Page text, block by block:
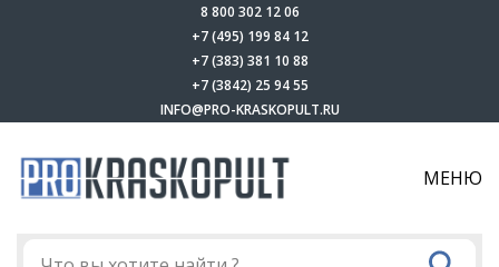
8 800 302 12 06
+7 (495) 199 84 12
+7 (383) 381 10 88
+7 (3842) 25 94 55
INFO@PRO-KRASKOPULT.RU
МЕНЮ